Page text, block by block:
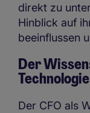
direkt zu
Hinblick auf
beeinflussen
Der
Technologie
Der CFO als